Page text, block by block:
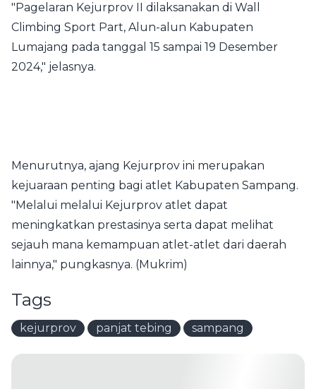
"Pagelaran Kejurprov II dilaksanakan di Wall
Climbing Sport Part, Alun-alun Kabupaten
Lumajang pada tanggal 15 sampai 19 Desember
2024," jelasnya.
Menurutnya, ajang Kejurprov ini merupakan
kejuaraan penting bagi atlet Kabupaten Sampang.
"Melalui melalui Kejurprov atlet dapat
meningkatkan prestasinya serta dapat melihat
sejauh mana kemampuan atlet-atlet dari daerah
lainnya," pungkasnya. (Mukrim)
Tags
kejurprov panjat tebing sampang